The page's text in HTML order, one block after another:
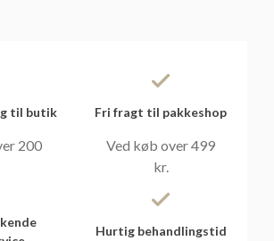
til butik
200
Fri fragt til pakkeshop
Ved køb over 499
kr.
Hurtig behandlingstid